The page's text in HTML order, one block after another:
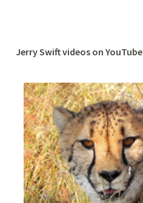
Jerry Swift videos on YouTube